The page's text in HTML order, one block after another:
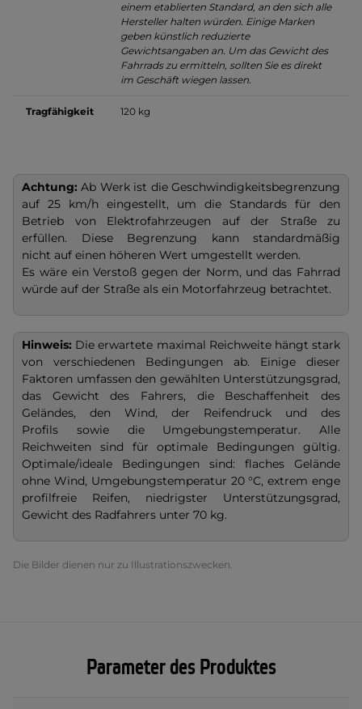
einem etablierten Standard, an den sich alle
Hersteller halten würden. Einige Marken
geben künstlich reduzierte
Gewichtsangaben an. Um das Gewicht des
Fahrrads zu ermitteln, sollten Sie es direkt
im Geschäft wiegen lassen.
Tragfähigkeit 120 kg
Achtung: Ab Werk ist die Geschwindigkeitsbegrenzung
auf 25 km/h eingestellt, um die Standards für den
Betrieb von Elektrofahrzeugen auf der Straße zu
erfüllen. Diese Begrenzung kann standardmäßig
nicht auf einen höheren Wert umgestellt werden.
Es wäre ein Verstoß gegen der Norm, und das Fahrrad
würde auf der Straße als ein Motorfahrzeug betrachtet.
Hinweis: Die erwartete maximal Reichweite hängt stark
von verschiedenen Bedingungen ab. Einige dieser
Faktoren umfassen den gewählten Unterstützungsgrad,
das Gewicht des Fahrers, die Beschaffenheit des
Geländes, den Wind, der Reifendruck und des
Profils sowie die Umgebungstemperatur. Alle
Reichweiten sind für optimale Bedingungen gültig.
Optimale/ideale Bedingungen sind: flaches Gelände
ohne Wind, Umgebungstemperatur 20 °C, extrem enge
profilfreie Reifen, niedrigster Unterstützungsgrad,
Gewicht des Radfahrers unter 70 kg.
Die Bilder dienen nur zu Illustrationszwecken.
Parameter des Produktes